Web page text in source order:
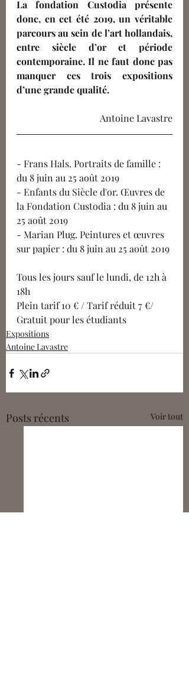
La fondation Custodia présente
donc, en cet été 2019, un véritable
parcours au sein de l’art hollandais,
entre siècle d’or et période
contemporaine. Il ne faut donc pas
manquer ces trois expositions
d’une grande qualité.
Antoine Lavastre
- Frans Hals. Portraits de famille :
du 8 juin au 25 août 2019
- Enfants du Siècle d'or. Œuvres de
la Fondation Custodia : du 8 juin au
25 août 2019
- Marian Plug. Peintures et œuvres
sur papier : du 8 juin au 25 août 2019
Tous les jours sauf le lundi, de 12h à
18h
Plein tarif 10 € / Tarif réduit 7 €/
Gratuit pour les étudiants
Expositions
Antoine Lavastre
Posts récents Voir tout